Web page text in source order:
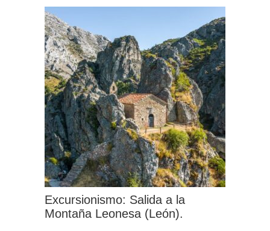
producto
tiene
múltiples
variantes.
Las
opciones
se
pueden
elegir
en
la
página
Excursionismo: Salida a la
Montaña Leonesa (León).